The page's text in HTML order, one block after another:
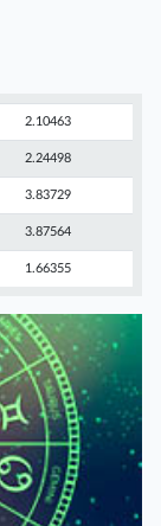
2.10463
2.24498
3.83729
3.87564
1.66355